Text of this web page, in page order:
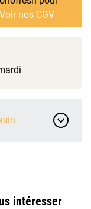
Voir nos CGV
intéresser